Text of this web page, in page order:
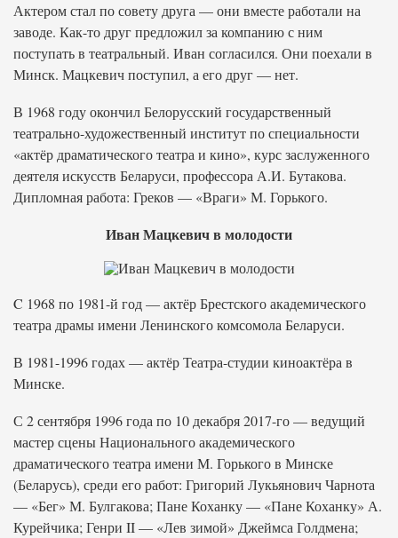
Актером стал по совету друга — они вместе работали на
заводе. Как-то друг предложил за компанию с ним
поступать в театральный. Иван согласился. Они поехали в
Минск. Мацкевич поступил, а его друг — нет.
В 1968 году окончил Белорусский государственный
театрально-художественный институт по специальности
«актёр драматического театра и кино», курс заслуженного
деятеля искусств Беларуси, профессора А.И. Бутакова.
Дипломная работа: Греков — «Враги» М. Горького.
Иван Мацкевич в молодости
C 1968 по 1981-й год — актёр Брестского академического
театра драмы имени Ленинского комсомола Беларуси.
В 1981-1996 годах — актёр Театра-студии киноактёра в
Минске.
С 2 сентября 1996 года по 10 декабря 2017-го — ведущий
мастер сцены Национального академического
драматического театра имени М. Горького в Минске
(Беларусь), среди его работ: Григорий Лукьянович Чарнота
— «Бег» М. Булгакова; Пане Коханку — «Пане Коханку» А.
Курейчика; Генри II — «Лев зимой» Джеймса Голдмена;